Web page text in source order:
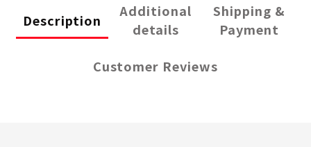
Description
Additional
details
Shipping &
Payment
Customer Reviews